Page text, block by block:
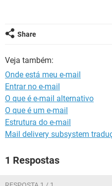
INSTAGRAM
Share
Veja também:
Onde está meu e-mail
Entrar no e-mail
O que é e-mail alternativo
O que é um e-mail
Estrutura do e-mail
Mail delivery subsystem
1 Respostas